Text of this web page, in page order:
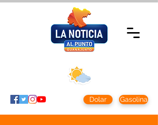
Dolar Gasolina